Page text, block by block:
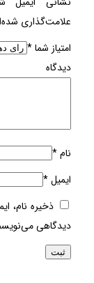
علامت‌گذاری
امتیاز شما*
نام*
ایمیل*
ذخیره نام،
دیدگاهی